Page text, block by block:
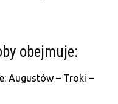
obejmuje:
Augustów – Troki –